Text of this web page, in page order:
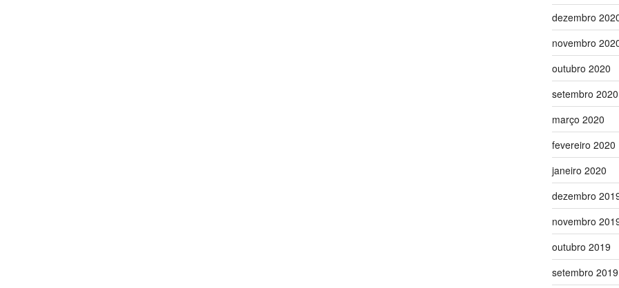
dezembro
novembro
outubro 2020
setembro 2020
março 2020
fevereiro 2020
janeiro 2020
dezembro
novembro
outubro 2019
setembro 2019